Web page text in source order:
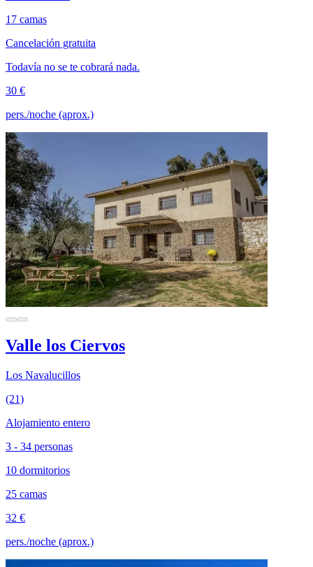
17 camas
Cancelación gratuita
Todavía no se te cobrará nada.
30 €
pers./noche (aprox.)
Valle los Ciervos
Los Navalucillos
(21)
Alojamiento entero
3 - 34 personas
10 dormitorios
25 camas
32 €
pers./noche (aprox.)